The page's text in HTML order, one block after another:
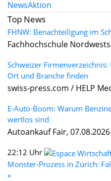
NewsAktion
Top News
FHNW: Benachteiligung im
Fachhochschule
Schweizer
Ort und Branche finden
swiss-press.com / HELP
E-Auto-Boom: Warum
wertlos sind
Autoankauf Fair, 07.08.2026
22:12 Uhr
Monster-Prozess in Zürich:
»